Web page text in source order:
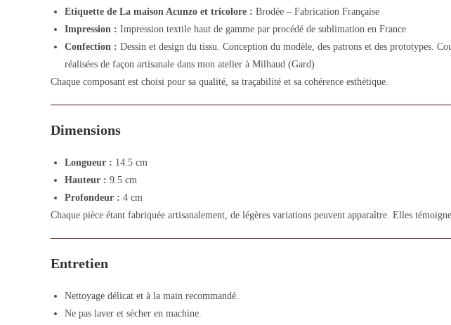
Etiquette de La maison Acunzo et tricolore : Brodée – Fabrication Française
Impression : Impression textile haut de gamme par procédé de sublimation en France
Confection : Dessin et design du tissu. Conception du modèle, des patrons et des prototypes.
réalisées de façon artisanale dans mon atelier à Milhaud (Gard)
Chaque composant est choisi pour sa qualité, sa traçabilité et sa cohérence esthétique.
Dimensions
Longueur : 14.5 cm
Hauteur : 9.5 cm
Profondeur : 4 cm
Chaque pièce étant fabriquée artisanalement, de légères variations peuvent apparaître. Elles
Entretien
Nettoyage délicat et à la main recommandé.
Ne pas laver et sécher en machine.